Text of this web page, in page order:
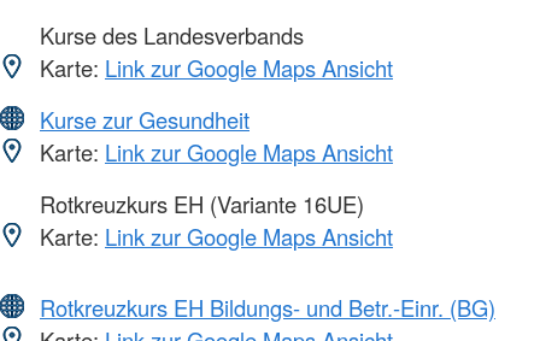
Kurse des Landesverbands
Karte: Link zur Google Maps Ansicht
Kurse zur Gesundheit
Karte: Link zur Google Maps Ansicht
Rotkreuzkurs EH (Variante 16UE)
Karte: Link zur Google Maps Ansicht
Rotkreuzkurs EH Bildungs- und Betr.-Einr. (BG)